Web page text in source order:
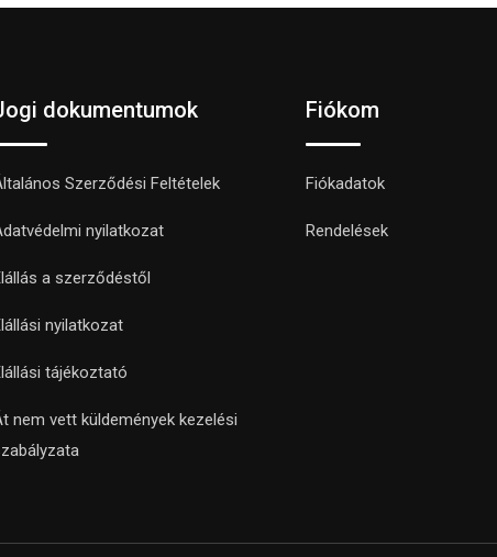
dokumentumok
Szerződési Feltételek
nyilatkozat
a szerződéstől
nyilatkozat
tájékoztató
nem vett küldemények kezelési
Fiókom
Fiókadatok
Rendelések